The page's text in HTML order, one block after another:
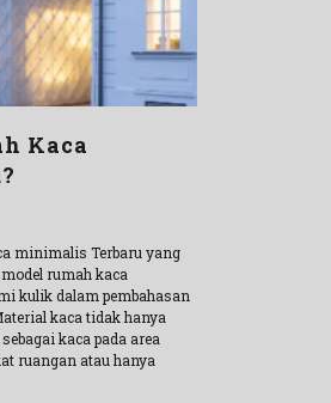
Kaca
minimalis Terbaru yang
rumah kaca
kulik dalam pembahasan
kaca tidak hanya
kaca pada area
ruangan atau hanya